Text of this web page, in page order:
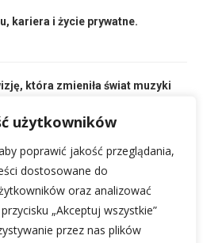
użytkowników
poprawić jakość przeglądania,
dostosowane do
oraz analizować
„Akceptuj wszystkie”
przez nas plików
kariera i życie prywatne.
która zmieniła świat muzyki
Skandal, aborcja, związek